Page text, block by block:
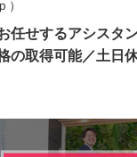
任せするアシスタ
の取得可能／土日